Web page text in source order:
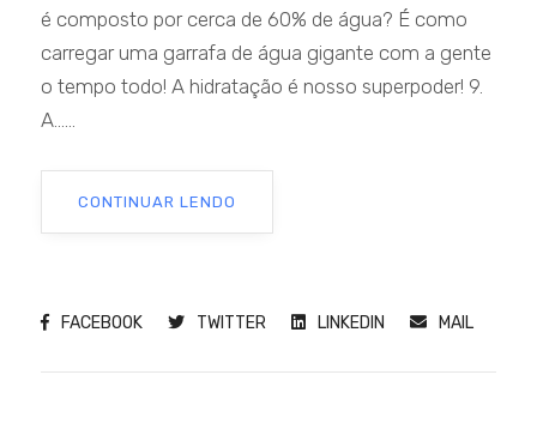
é composto por cerca de 60% de água? É como
carregar uma garrafa de água gigante com a gente
o tempo todo! A hidratação é nosso superpoder! 9.
A......
CONTINUAR LENDO
FACEBOOK TWITTER LINKEDIN MAIL